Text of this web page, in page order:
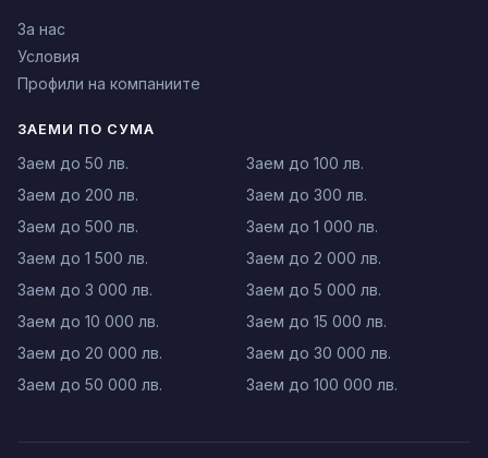
За нас
Условия
Профили на компаниите
ЗАЕМИ ПО СУМА
Заем до 50 лв.
Заем до 100 лв.
Заем до 200 лв.
Заем до 300 лв.
Заем до 500 лв.
Заем до 1 000 лв.
Заем до 1 500 лв.
Заем до 2 000 лв.
Заем до 3 000 лв.
Заем до 5 000 лв.
Заем до 10 000 лв.
Заем до 15 000 лв.
Заем до 20 000 лв.
Заем до 30 000 лв.
Заем до 50 000 лв.
Заем до 100 000 лв.